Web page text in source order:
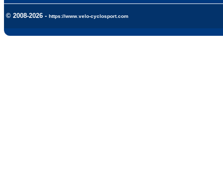
© 2008-2026 - https://www.velo-cyclosport.com